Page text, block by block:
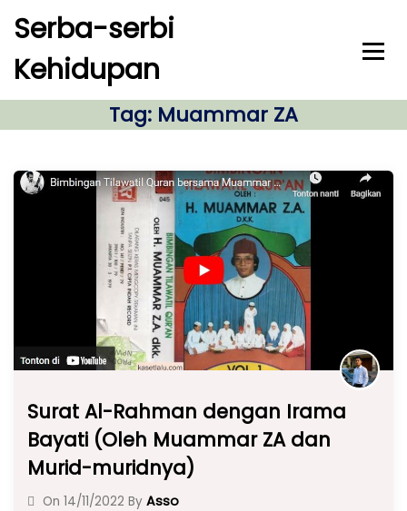
c
Serba-serbi
Kehidupan
Tag: Muammar ZA
Surat Al-Rahman dengan Irama
Bayati (Oleh Muammar ZA dan
Murid-muridnya)
On 14/11/2022 By Asso